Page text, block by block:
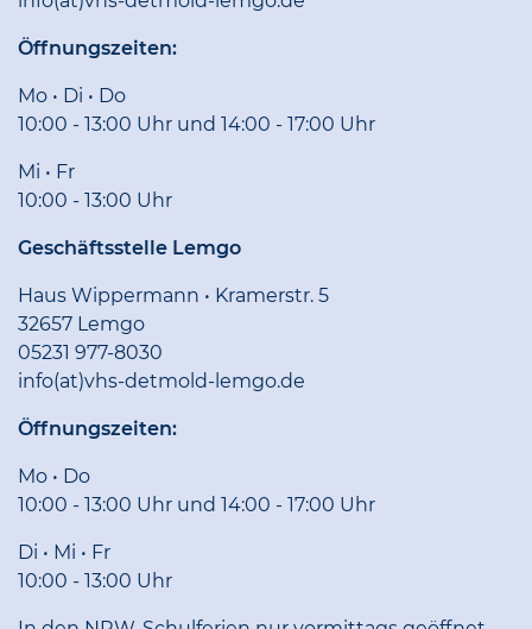
Öffnungszeiten:
Mo • Di • Do
10:00 - 13:00 Uhr und 14:00 - 17:00 Uhr
Mi • Fr
10:00 - 13:00 Uhr
Geschäftsstelle Lemgo
Haus Wippermann • Kramerstr. 5
32657 Lemgo
05231 977-8030
info(at)vhs-detmold-lemgo.de
Öffnungszeiten:
Mo • Do
10:00 - 13:00 Uhr und 14:00 - 17:00 Uhr
Di • Mi • Fr
10:00 - 13:00 Uhr